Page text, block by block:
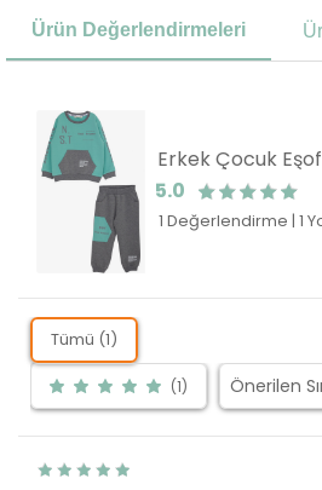
Ürün Değerlendirmeleri
5.0
1 Değerlendirme | 1
Tümü (1)
(1)